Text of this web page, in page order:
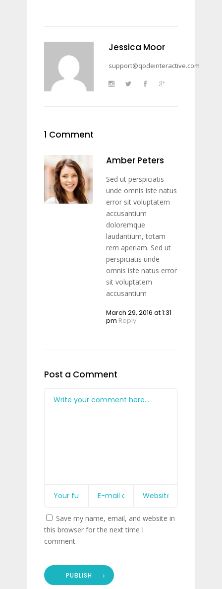
Jessica Moor
support@qodeinteractive.com
1 Comment
Amber Peters
Sed ut perspiciatis
unde omnis iste natus
error sit voluptatem
accusantium
doloremque
laudantium, totam
rem aperiam. Sed ut
perspiciatis unde
omnis iste natus error
sit voluptatem
accusantium
March 29, 2016 at 1:31
pm Reply
Post a Comment
Save my name, email, and website in
this browser for the next time I
comment.
PUBLISH